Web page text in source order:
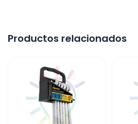
Productos relacionados